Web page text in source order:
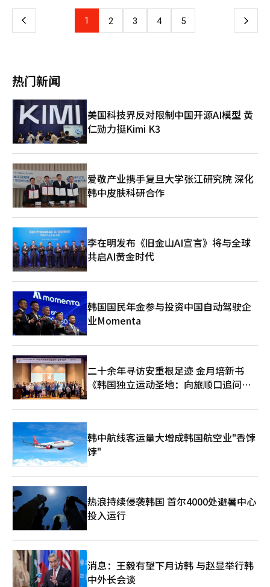
当理由接触或跟随他人的行为、在居住地等地等待或观察的行为、
利用信息通信网络持续联系的行为等均被视为跟踪行为。※ 本报
上。《阿里郎》在法国音乐协会SNEP的“专辑榜”中于7月24日
周排名上升13位，达到第3位。这被解读为17日至18日在法国巴黎
法兰西体育场举行的“BTS世界巡演《阿里郎》在巴黎(BTS
后，该曲共10次登顶，并在榜单上停留了20周。此外，防弹少年
团还拥有《Dynamite》21亿观看次数、《小东西的诗》19亿观看
新增的两首曲目为《语音留言：情歌》和《正常》。 Billboard分
析指出，防弹少年团在19日的“2026年国际足联北中美洲世界
《Billboard 200》榜单，并保持了三周的冠军位置。 在此次榜单
中，1982年发行的迈克尔·杰克逊第六张专辑《颤栗(Thriller)》
位列第8位。随着迈克尔·杰克逊传记电影《迈克尔》的热映，他
的热门曲目所收录的专辑也出现了逆袭的趋势。 专辑榜单的第一
名由美国创作歌手格雷西·艾布拉姆斯的《地狱之女(Daughter
From Hell)》获得。※ 本报道经人工智能（AI）系统翻译与编
辑。
上 1 2 3 4 5 下
热门新闻
美国科技界反对限制中国开源AI模型 黄
仁勋力挺Kimi K3
爱敬产业携手复旦大学张江研究院 深化
韩中皮肤科研合作
李在明发布《旧金山AI宣言》将与全球
共启AI黄金时代
韩国国民年金参与投资中国自动驾驶企
业Momenta
二十余年寻访安重根足迹 金月培新书
《韩国独立运动圣地：向旅顺口追问历
韩中航线客运量大增成韩国航空业"香饽
饽"
热浪持续侵袭韩国 首尔4000处避暑中心
投入运行
消息：王毅有望下月访韩 与赵显举行韩
中外长会谈